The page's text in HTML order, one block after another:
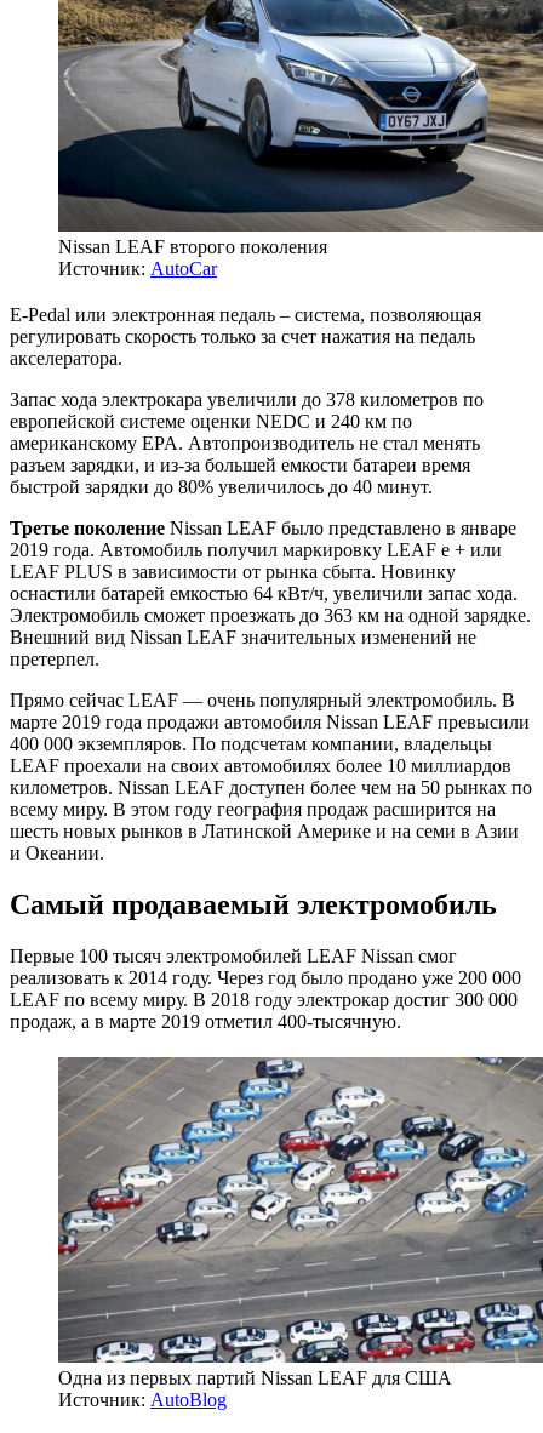
Nissan LEAF второго поколения
Источник: AutoCar
E-Pedal или электронная педаль – система, позволяющая
регулировать скорость только за счет нажатия на педаль
акселератора.
Запас хода электрокара увеличили до 378 километров по
европейской системе оценки NEDC и 240 км по
американскому EPA. Автопроизводитель не стал менять
разъем зарядки, и из-за большей емкости батареи время
быстрой зарядки до 80% увеличилось до 40 минут.
Третье поколение Nissan LEAF было представлено в январе
2019 года. Автомобиль получил маркировку LEAF e + или
LEAF PLUS в зависимости от рынка сбыта. Новинку
оснастили батарей емкостью 64 кВт/ч, увеличили запас хода.
Электромобиль сможет проезжать до 363 км на одной зарядке.
Внешний вид Nissan LEAF значительных изменений не
претерпел.
Прямо сейчас LEAF — очень популярный электромобиль. В
марте 2019 года продажи автомобиля Nissan LEAF превысили
400 000 экземпляров. По подсчетам компании, владельцы
LEAF проехали на своих автомобилях более 10 миллиардов
километров. Nissan LEAF доступен более чем на 50 рынках по
всему миру. В этом году география продаж расширится на
шесть новых рынков в Латинской Америке и на семи в Азии
и Океании.
Самый продаваемый электромобиль
Первые 100 тысяч электромобилей LEAF Nissan смог
реализовать к 2014 году. Через год было продано уже 200 000
LEAF по всему миру. В 2018 году электрокар достиг 300 000
продаж, а в марте 2019 отметил 400-тысячную.
Одна из первых партий Nissan LEAF для США
Источник: AutoBlog